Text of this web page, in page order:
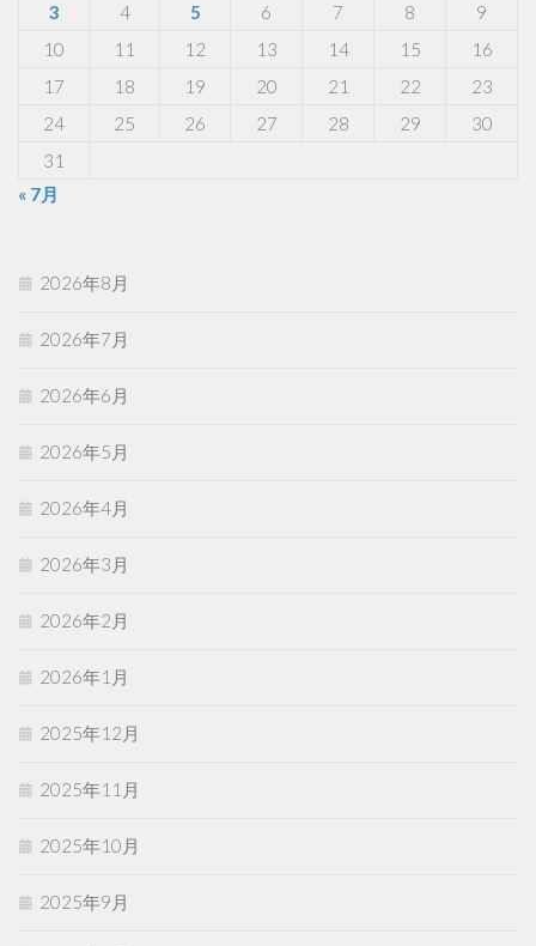
3
4 5 6 7 8
9
10
11 12 13 14 15
16
17
18 19 20 21 22
23
24
25 26 27 28 29
30
31
« 7月
2026年8月
2026年7月
2026年6月
2026年5月
2026年4月
2026年3月
2026年2月
2026年1月
2025年12月
2025年11月
2025年10月
2025年9月